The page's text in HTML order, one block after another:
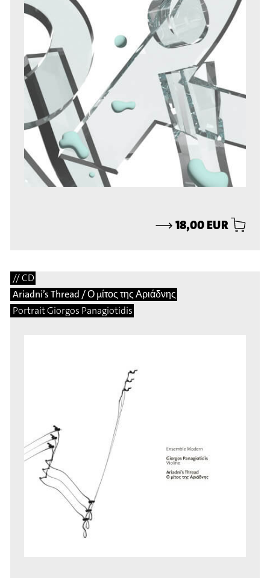
⟶18,00 EUR
// CD
Ariadni’s Thread / Ο μίτος της Αριάδνης
Portrait Giorgos Panagiotidis